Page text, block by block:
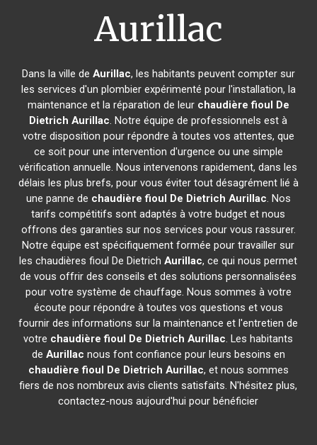
Aurillac
Dans la ville de Aurillac, les habitants peuvent compter sur
les services d'un plombier expérimenté pour l'installation, la
maintenance et la réparation de leur chaudière fioul De
Dietrich Aurillac. Notre équipe de professionnels est à
votre disposition pour répondre à toutes vos attentes, que
ce soit pour une intervention d'urgence ou une simple
vérification annuelle. Nous intervenons rapidement, dans les
délais les plus brefs, pour vous éviter tout désagrément lié à
une panne de chaudière fioul De Dietrich Aurillac. Nos
tarifs compétitifs sont adaptés à votre budget et nous
offrons des garanties sur nos services pour vous rassurer.
Notre équipe est spécifiquement formée pour travailler sur
les chaudières fioul De DietrichAurillac, ce qui nous permet
de vous offrir des conseils et des solutions personnalisées
pour votre système de chauffage. Nous sommes à votre
écoute pour répondre à toutes vos questions et vous
fournir des informations sur la maintenance et l'entretien de
votre chaudière fioul De Dietrich Aurillac. Les habitants
de Aurillac nous font confiance pour leurs besoins en
chaudière fioul De Dietrich Aurillac, et nous sommes
fiers de nos nombreux avis clients satisfaits. N'hésitez plus,
contactez-nous aujourd'hui pour bénéficier